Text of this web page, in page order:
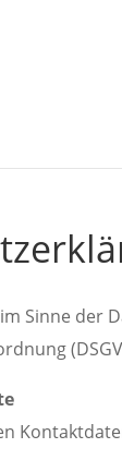
Sinne der